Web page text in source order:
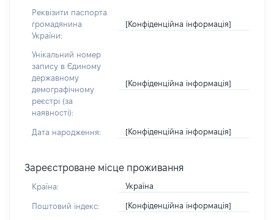
Реквізити паспорта
громадянина
України:
[Конфіденційна інформація]
Унікальний номер
запису в Єдиному
державному
демографічному
реєстрі (за
наявності):
[Конфіденційна інформація]
Дата народження: [Конфіденційна інформація]
Зареєстроване місце проживання
Країна: Україна
Поштовий індекс: [Конфіденційна інформація]